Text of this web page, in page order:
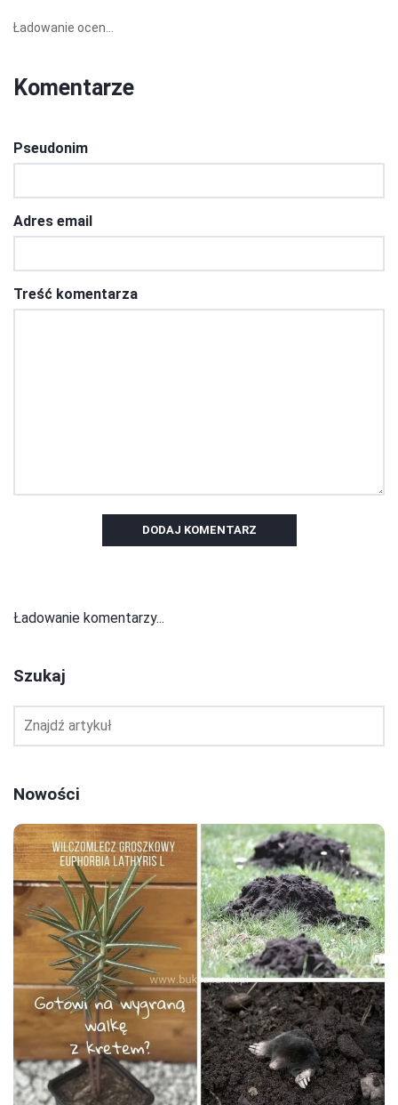
Ładowanie ocen...
Komentarze
Pseudonim
Adres email
Treść komentarza
DODAJ KOMENTARZ
Ładowanie komentarzy...
Szukaj
Nowości